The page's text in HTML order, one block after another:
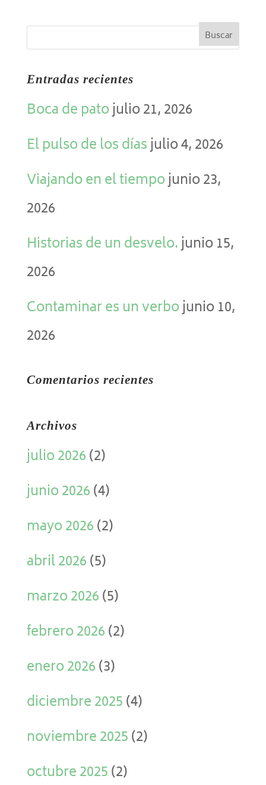
Entradas recientes
Boca de patojulio 21, 2026
El pulso de los díasjulio 4, 2026
Viajando en el tiempojunio 23,
2026
Historias de un desvelo.junio 15,
2026
Contaminar es un verbojunio 10,
2026
Comentarios recientes
Archivos
julio 2026(2)
junio 2026(4)
mayo 2026(2)
abril 2026(5)
marzo 2026(5)
febrero 2026(2)
enero 2026(3)
diciembre 2025(4)
noviembre 2025(2)
octubre 2025(2)